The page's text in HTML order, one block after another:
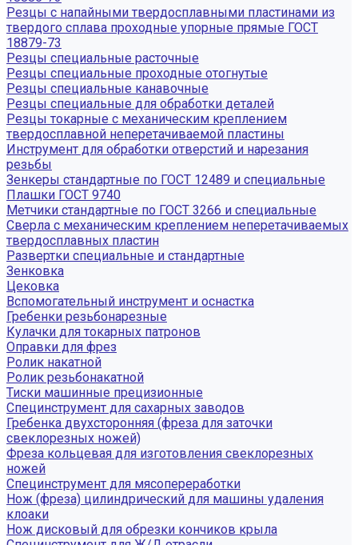
Резцы с напайными твердосплавными пластинами из
твердого сплава проходные упорные прямые ГОСТ
18879-73
Резцы специальные расточные
Резцы специальные проходные отогнутые
Резцы специальные канавочные
Резцы специальные для обработки деталей
Резцы токарные с механическим креплением
твердосплавной неперетачиваемой пластины
Инструмент для обработки отверстий и нарезания
резьбы
Зенкеры стандартные по ГОСТ 12489 и специальные
Плашки ГОСТ 9740
Метчики стандартные по ГОСТ 3266 и специальные
Сверла с механическим креплением неперетачиваемых
твердосплавных пластин
Развертки специальные и стандартные
Зенковка
Цековка
Вспомогательный инструмент и оснастка
Гребенки резьбонарезные
Кулачки для токарных патронов
Оправки для фрез
Ролик накатной
Ролик резьбонакатной
Тиски машинные прецизионные
Специнструмент для сахарных заводов
Гребенка двухсторонняя (фреза для заточки
свеклорезных ножей)
Фреза кольцевая для изготовления свеклорезных
ножей
Специнструмент для мясопереработки
Нож (фреза) цилиндрический для машины удаления
клоаки
Нож дисковый для обрезки кончиков крыла